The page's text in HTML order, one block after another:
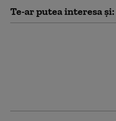
Te-ar putea interesa și: